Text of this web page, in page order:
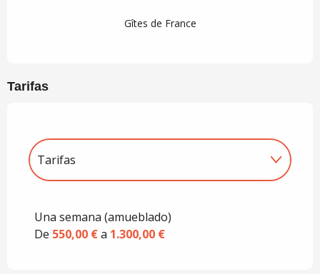
Gîtes de France
Tarifas
Tarifas
Una semana (amueblado)
De 550,00 €a 1.300,00 €